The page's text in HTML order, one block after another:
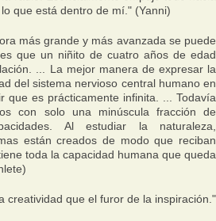
que está dentro de mí." (Yanni)
más grande y más avanzada se puede
que un niñito de cuatro años de edad
... La mejor manera de expresar la
del sistema nervioso central humano en
que es prácticamente infinita. ... Todavía
con solo una minúscula fracción de
Al estudiar la naturaleza,
están creados de modo que reciban
toda la capacidad humana que queda
creatividad que el furor de la inspiración."